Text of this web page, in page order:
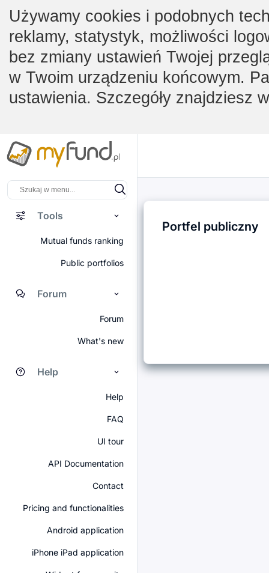
Używamy cookies i podobnych
reklamy, statystyk, możliwości
bez zmiany ustawień Twojej
w Twoim urządzeniu końcowym.
ustawienia. Szczegóły znajdziesz
Tools
Mutual funds ranking
Public portfolios
Forum
Forum
What's new
Help
Help
FAQ
UI tour
API Documentation
Contact
Pricing and functionalities
Android application
iPhone iPad application
Portfel publiczny